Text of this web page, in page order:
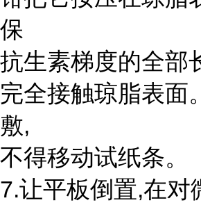
保
抗生素梯度的全部
完全接触琼脂表面
敷,
不得移动试纸条。
7.让平板倒置,在对